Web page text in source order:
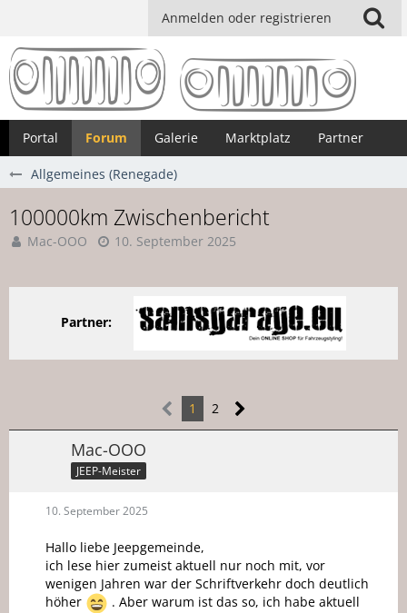
Anmelden oder registrieren
Portal Forum Galerie Marktplatz Partner
Allgemeines (Renegade)
100000km Zwischenbericht
Mac-OOO 10. September 2025
Partner:
1 2
Mac-OOO
JEEP-Meister
10. September 2025
Hallo liebe Jeepgemeinde,
ich lese hier zumeist aktuell nur noch mit, vor
wenigen Jahren war der Schriftverkehr doch deutlich
höher
. Aber warum ist das so, ich habe aktuell